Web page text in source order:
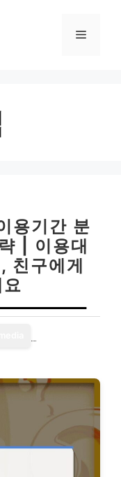
메
용기간 분
| 이용대
친구에게